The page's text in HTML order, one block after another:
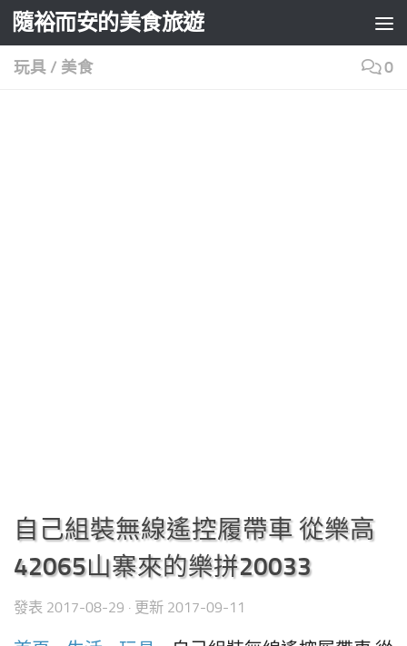
Skip to content
隨裕而安的美食旅遊
玩具 / 美食 0
自己組裝無線遙控履帶車 從樂高
42065山寨來的樂拼20033
發表 2017-08-29 · 更新 2017-09-11